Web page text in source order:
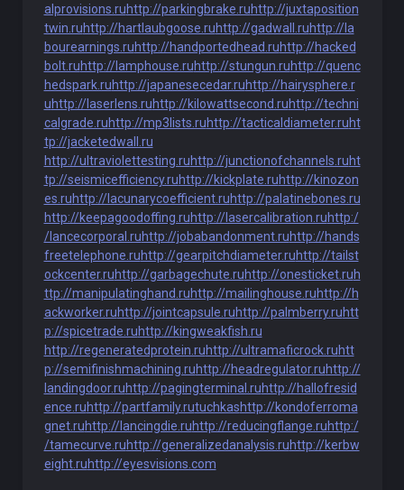
alprovisions.ruhttp://parkingbrake.ruhttp://juxtaposition
twin.ruhttp://hartlaubgoose.ruhttp://gadwall.ruhttp://la
bourearnings.ruhttp://handportedhead.ruhttp://hacked
bolt.ruhttp://lamphouse.ruhttp://stungun.ruhttp://quenc
hedspark.ruhttp://japanesecedar.ruhttp://hairysphere.r
uhttp://laserlens.ruhttp://kilowattsecond.ruhttp://techni
calgrade.ruhttp://mp3lists.ruhttp://tacticaldiameter.ruht
tp://jacketedwall.ru
http://ultraviolettesting.ruhttp://junctionofchannels.ruht
tp://seismicefficiency.ruhttp://kickplate.ruhttp://kinozon
es.ruhttp://lacunarycoefficient.ruhttp://palatinebones.ru
http://keepagoodoffing.ruhttp://lasercalibration.ruhttp:/
/lancecorporal.ruhttp://jobabandonment.ruhttp://hands
freetelephone.ruhttp://gearpitchdiameter.ruhttp://tailst
ockcenter.ruhttp://garbagechute.ruhttp://onesticket.ruh
ttp://manipulatinghand.ruhttp://mailinghouse.ruhttp://h
ackworker.ruhttp://jointcapsule.ruhttp://palmberry.ruhtt
p://spicetrade.ruhttp://kingweakfish.ru
http://regeneratedprotein.ruhttp://ultramaficrock.ruhtt
p://semifinishmachining.ruhttp://headregulator.ruhttp://
landingdoor.ruhttp://pagingterminal.ruhttp://hallofresid
ence.ruhttp://partfamily.rutuchkashttp://kondoferroma
gnet.ruhttp://lancingdie.ruhttp://reducingflange.ruhttp:/
/tamecurve.ruhttp://generalizedanalysis.ruhttp://kerbw
eight.ruhttp://eyesvisions.com